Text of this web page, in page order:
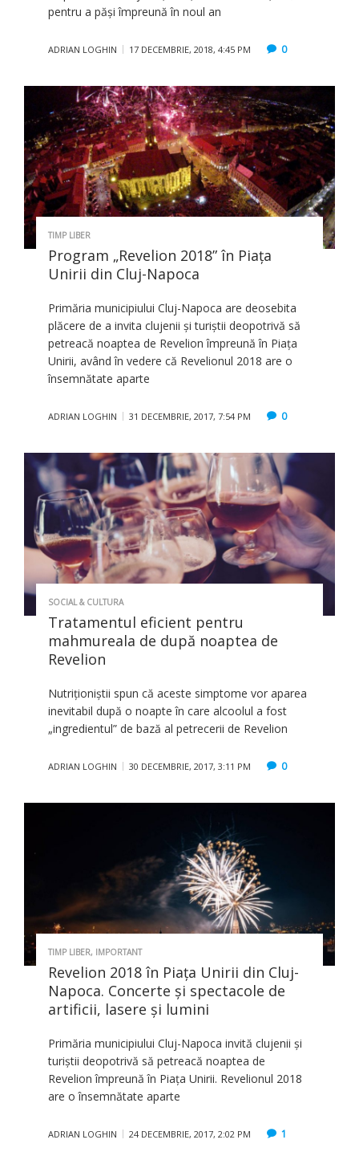
pentru a păși împreună în noul an
ADRIAN LOGHIN 17 DECEMBRIE, 2018, 4:45 PM 0
TIMP LIBER
Program „Revelion 2018” în Piaţa
Unirii din Cluj-Napoca
Primăria municipiului Cluj-Napoca are deosebita
plăcere de a invita clujenii și turiștii deopotrivă să
petreacă noaptea de Revelion împreună în Piața
Unirii, având în vedere că Revelionul 2018 are o
însemnătate aparte
ADRIAN LOGHIN 31 DECEMBRIE, 2017, 7:54 PM 0
SOCIAL & CULTURA
Tratamentul eficient pentru
mahmureala de după noaptea de
Revelion
Nutriţioniştii spun că aceste simptome vor aparea
inevitabil după o noapte în care alcoolul a fost
„ingredientul” de bază al petrecerii de Revelion
ADRIAN LOGHIN 30 DECEMBRIE, 2017, 3:11 PM 0
TIMP LIBER, IMPORTANT
Revelion 2018 în Piaţa Unirii din Cluj-
Napoca. Concerte şi spectacole de
artificii, lasere și lumini
Primăria municipiului Cluj-Napoca invită clujenii și
turiștii deopotrivă să petreacă noaptea de
Revelion împreună în Piața Unirii. Revelionul 2018
are o însemnătate aparte
ADRIAN LOGHIN 24 DECEMBRIE, 2017, 2:02 PM 1